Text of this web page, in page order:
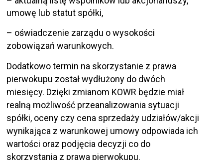
umowę lub statut spółki,
– oświadczenie zarządu o wysokości
zobowiązań warunkowych.
Dodatkowo termin na skorzystanie z prawa
pierwokupu został wydłużony do dwóch
miesięcy. Dzięki zmianom KOWR będzie miał
realną możliwość przeanalizowania sytuacji
spółki, oceny czy cena sprzedaży udziałów/akcji
wynikająca z warunkowej umowy odpowiada ich
wartości oraz podjęcia decyzji co do
skorzystania z prawa pierwokupu.